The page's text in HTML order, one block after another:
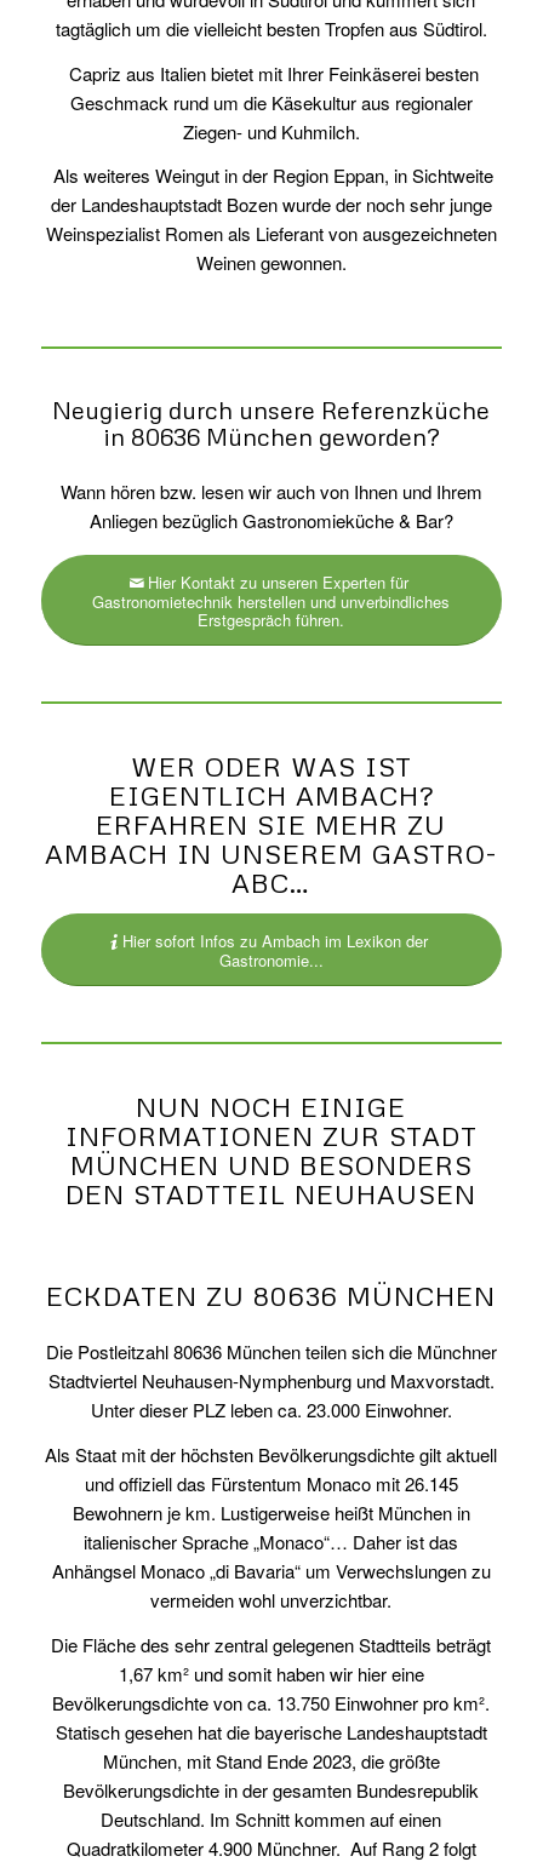
tagtäglich um die vielleicht besten Tropfen aus Südtirol.
Capriz aus Italien bietet mit Ihrer Feinkäserei besten
Geschmack rund um die Käsekultur aus regionaler
Ziegen- und Kuhmilch.
Als weiteres Weingut in der Region Eppan, in Sichtweite
der Landeshauptstadt Bozen wurde der noch sehr junge
Weinspezialist Romen als Lieferant von ausgezeichneten
Weinen gewonnen.
Neugierig durch unsere Referenzküche
in 80636 München geworden?
Wann hören bzw. lesen wir auch von Ihnen und Ihrem
Anliegen bezüglich Gastronomieküche & Bar?
Hier Kontakt zu unseren Experten für
Gastronomietechnik herstellen und unverbindliches
Erstgespräch führen.
WER ODER WAS IST
EIGENTLICH AMBACH?
ERFAHREN SIE MEHR ZU
AMBACH IN UNSEREM GASTRO-
ABC…
Hier sofort Infos zu Ambach im Lexikon der
Gastronomie...
NUN NOCH EINIGE
INFORMATIONEN ZUR STADT
MÜNCHEN UND BESONDERS
DEN STADTTEIL NEUHAUSEN
ECKDATEN ZU 80636 MÜNCHEN
Die Postleitzahl 80636 München teilen sich die Münchner
Stadtviertel Neuhausen-Nymphenburg und Maxvorstadt.
Unter dieser PLZ leben ca. 23.000 Einwohner.
Als Staat mit der höchsten Bevölkerungsdichte gilt aktuell
und offiziell das Fürstentum Monaco mit 26.145
Bewohnern je km. Lustigerweise heißt München in
italienischer Sprache „Monaco“… Daher ist das
Anhängsel Monaco „di Bavaria“ um Verwechslungen zu
vermeiden wohl unverzichtbar.
Die Fläche des sehr zentral gelegenen Stadtteils beträgt
1,67 km² und somit haben wir hier eine
Bevölkerungsdichte von ca. 13.750 Einwohner pro km².
Statisch gesehen hat die bayerische Landeshauptstadt
München, mit Stand Ende 2023, die größte
Bevölkerungsdichte in der gesamten Bundesrepublik
Deutschland. Im Schnitt kommen auf einen
Quadratkilometer 4.900 Münchner. Auf Rang 2 folgt